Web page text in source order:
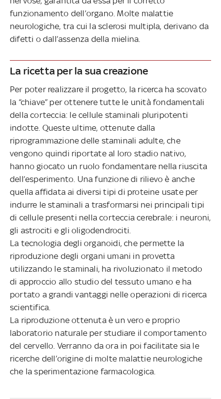
funzionamento dell’organo. Molte malattie
neurologiche, tra cui la sclerosi multipla, derivano da
difetti o dall’assenza della mielina.
La ricetta per la sua creazione
Per poter realizzare il progetto, la ricerca ha scovato
la “chiave” per ottenere tutte le unità fondamentali
della corteccia: le cellule staminali pluripotenti
indotte. Queste ultime, ottenute dalla
riprogrammazione delle staminali adulte, che
vengono quindi riportate al loro stadio nativo,
hanno giocato un ruolo fondamentare nella riuscita
dell’esperimento. Una funzione di rilievo è anche
quella affidata ai diversi tipi di proteine usate per
indurre le staminali a trasformarsi nei principali tipi
di cellule presenti nella corteccia cerebrale: i neuroni,
gli astrociti e gli oligodendrociti.
La tecnologia degli organoidi, che permette la
riproduzione degli organi umani in provetta
utilizzando le staminali, ha rivoluzionato il metodo
di approccio allo studio del tessuto umano e ha
portato a grandi vantaggi nelle operazioni di ricerca
scientifica.
La riproduzione ottenuta è un vero e proprio
laboratorio naturale per studiare il comportamento
del cervello. Verranno da ora in poi facilitate sia le
ricerche dell’origine di molte malattie neurologiche
che la sperimentazione farmacologica.